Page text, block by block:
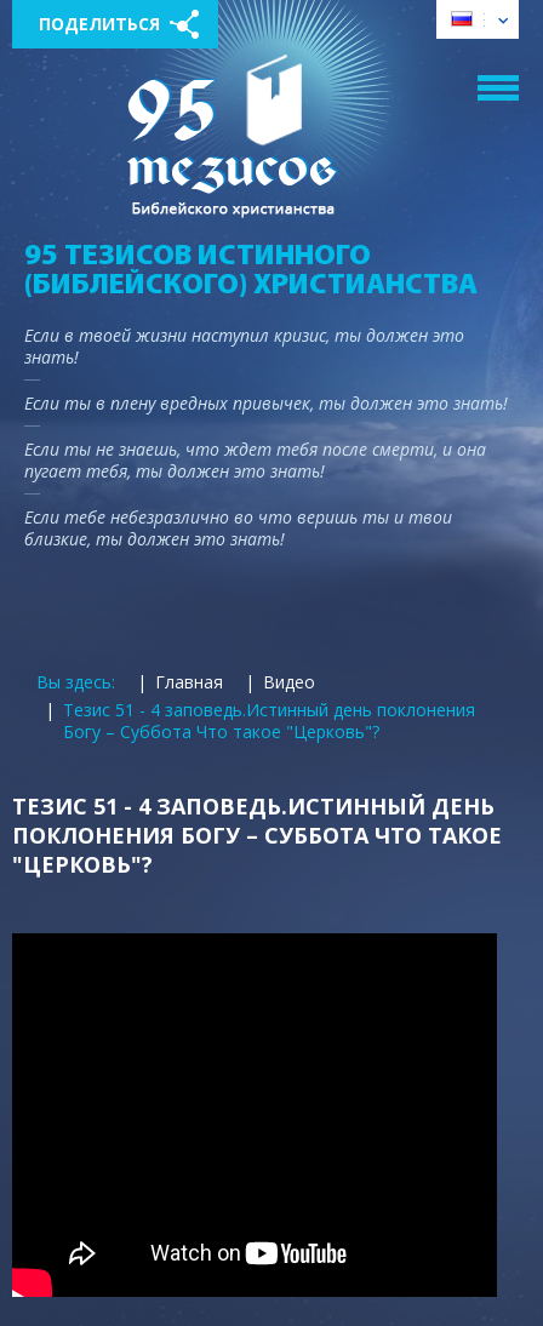
ПОДЕЛИТЬСЯ
95 ТЕЗИСОВ ИСТИННОГО
(БИБЛЕЙСКОГО) ХРИСТИАНСТВА
Если в твоей жизни наступил кризис, ты должен это
знать!
Если ты в плену вредных привычек, ты должен это знать!
Если ты не знаешь, что ждет тебя после смерти, и она
пугает тебя, ты должен это знать!
Если тебе небезразлично во что веришь ты и твои
близкие, ты должен это знать!
Вы здесь: Главная
Видео
Тезис 51 - 4 заповедь.Истинный день поклонения
Богу – Суббота Что такое "Церковь"?
ТЕЗИС 51 - 4 ЗАПОВЕДЬ.ИСТИННЫЙ ДЕНЬ
ПОКЛОНЕНИЯ БОГУ – СУББОТА ЧТО ТАКОЕ
"ЦЕРКОВЬ"?